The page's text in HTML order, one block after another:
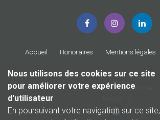
Nous utilisons des cookies sur ce site
pour améliorer votre expérience
d'utilisateur
En poursuivant votre navigation sur ce site,
Accueil Honoraires Mentions légales
© 2026 Côme Immobilier